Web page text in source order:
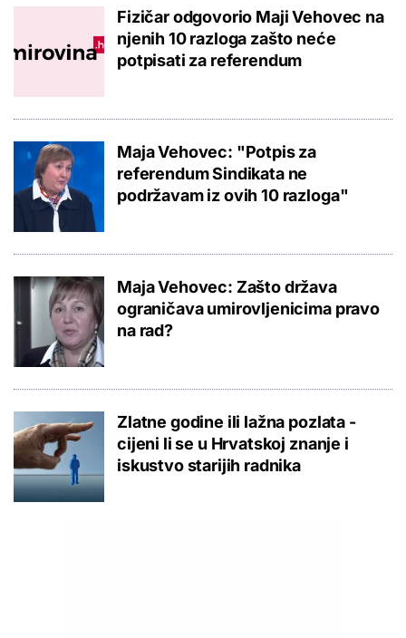
Fizičar odgovorio Maji Vehovec na
njenih 10 razloga zašto neće
potpisati za referendum
Maja Vehovec: "Potpis za
referendum Sindikata ne
podržavam iz ovih 10 razloga"
Maja Vehovec: Zašto država
ograničava umirovljenicima pravo
na rad?
Zlatne godine ili lažna pozlata -
cijeni li se u Hrvatskoj znanje i
iskustvo starijih radnika